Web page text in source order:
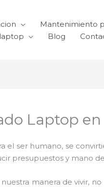
Mantenimiento
Blog
Laptop en
el ser humano, se
presupuestos y mano
manera de vivir,